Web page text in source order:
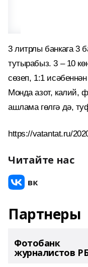
3 литрлы банкага 3
тутырабыз. 3 – 10
сөзеп, 1:1
Монда азот, калий,
ашлама гөлгә дә,
https://vatantat.ru/
Читайте нас
Партнеры
Фотобанк
журналистов